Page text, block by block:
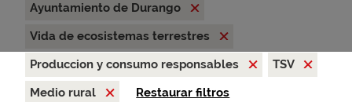
Ayuntamiento de Durango
Vida de ecosistemas terrestres
Produccion y consumo responsables
TSV
Medio rural
Restaurar filtros